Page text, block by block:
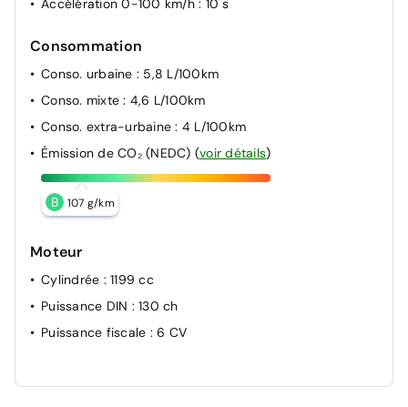
Accélération 0-100 km/h : 10 s
Consommation
Conso. urbaine : 5,8 L/100km
Conso. mixte: 4,6 L/100km
Conso. extra-urbaine: 4 L/100km
Émission de CO₂ (NEDC) (voir détails)
B 107 g/km
Moteur
Cylindrée : 1199 cc
Puissance DIN : 130 ch
Puissance fiscale : 6 CV